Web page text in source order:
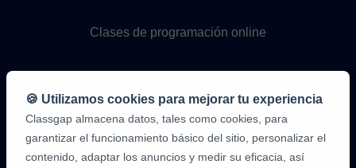
Clases de programación online
🍪 Utilizamos cookies para mejorar tu experiencia
Classgap almacena datos, tales como cookies, para
garantizar el funcionamiento básico del sitio, personalizar el
contenido, adaptar los anuncios y medir su eficacia, así